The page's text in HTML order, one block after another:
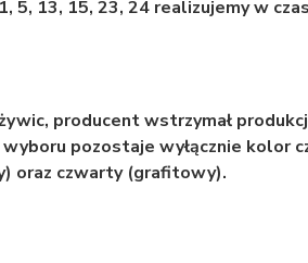
5, 13, 15, 23, 24 realizujemy w
producent wstrzymał
pozostaje wyłącznie kolor
oraz czwarty (grafitowy).